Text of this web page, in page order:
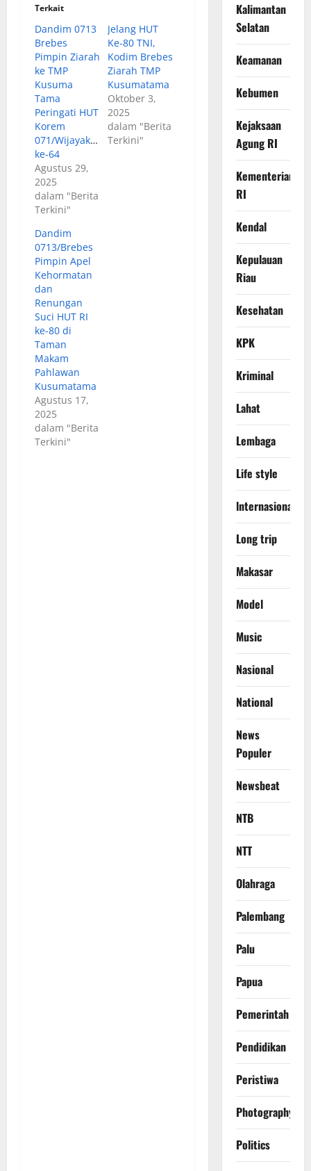
Terkait
Dandim 0713
Brebes
Pimpin Ziarah
ke TMP
Kusuma
Tama
Peringati HUT
Korem
071/Wijayakusuma
ke-64
Agustus 29,
2025
dalam "Berita
Terkini"
Jelang HUT
Ke-80 TNI,
Kodim Brebes
Ziarah TMP
Kusumatama
Oktober 3,
2025
dalam "Berita
Terkini"
Dandim
0713/Brebes
Pimpin Apel
Kehormatan
dan
Renungan
Suci HUT RI
ke-80 di
Taman
Makam
Pahlawan
Kusumatama
Agustus 17,
2025
dalam "Berita
Terkini"
Kalimantan
Selatan
Keamanan
Kebumen
Kejaksaan
Agung RI
Kementerian
RI
Kendal
Kepulauan
Riau
Kesehatan
KPK
Kriminal
Lahat
Lembaga
Life style
lnternasional
Long trip
Makasar
Model
Music
Nasional
National
News
Populer
Newsbeat
NTB
NTT
Olahraga
Palembang
Palu
Papua
Pemerintah
Pendidikan
Peristiwa
Photography
Politics